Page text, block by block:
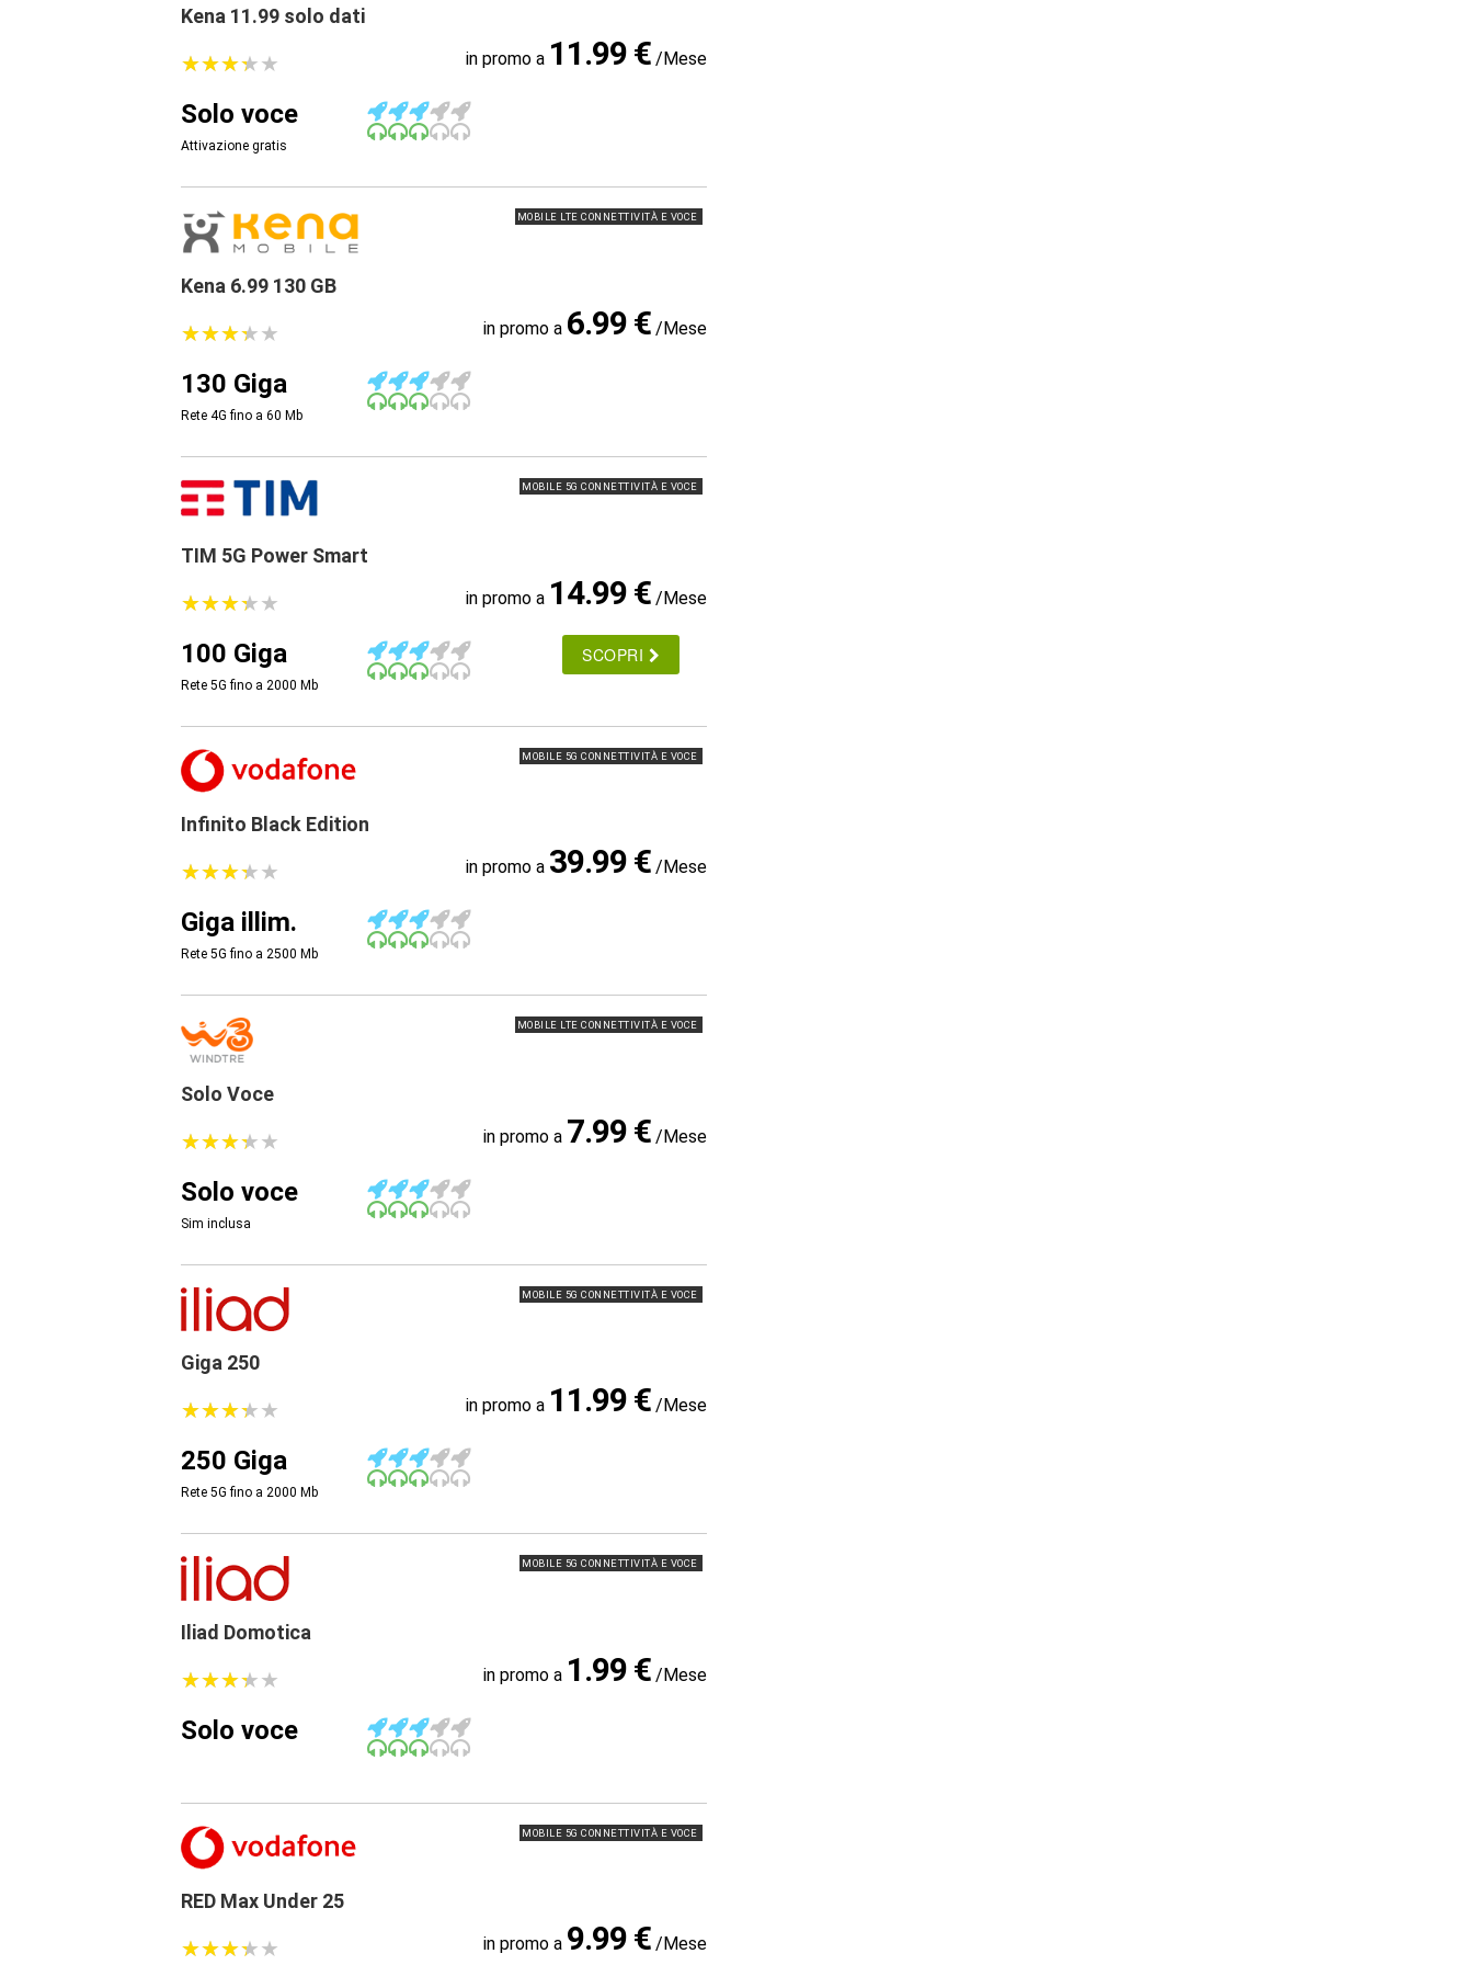
Kena 11.99 solo dati
★★★★★
★★★★★ in promo a 11.99 € /Mese
Solo voce
Attivazione gratis
MOBILE LTE CONNETTIVITÀ E VOCE
Kena 6.99 130 GB
★★★★★
★★★★★ in promo a 6.99 € /Mese
130 Giga
Rete 4G fino a 60 Mb
MOBILE 5G CONNETTIVITÀ E VOCE
TIM 5G Power Smart
★★★★★
★★★★★ in promo a 14.99 € /Mese
100 Giga
Rete 5G fino a 2000 Mb
SCOPRI
MOBILE 5G CONNETTIVITÀ E VOCE
Infinito Black Edition
★★★★★
★★★★★ in promo a 39.99 € /Mese
Giga illim.
Rete 5G fino a 2500 Mb
MOBILE LTE CONNETTIVITÀ E VOCE
Solo Voce
★★★★★
★★★★★ in promo a 7.99 € /Mese
Solo voce
Sim inclusa
MOBILE 5G CONNETTIVITÀ E VOCE
Giga 250
★★★★★
★★★★★ in promo a 11.99 € /Mese
250 Giga
Rete 5G fino a 2000 Mb
MOBILE 5G CONNETTIVITÀ E VOCE
Iliad Domotica
★★★★★
★★★★★ in promo a 1.99 € /Mese
Solo voce
MOBILE 5G CONNETTIVITÀ E VOCE
RED Max Under 25
★★★★★
★★★★★ in promo a 9.99 € /Mese